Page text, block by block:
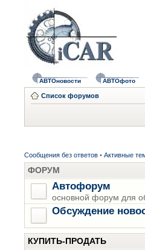
АВТОновости АВТОфото
Список форумов
Сообщения без ответов • Активные
ФОРУМ
Автофорум
основной форум для
Обсуждение
КУПИТЬ-ПРОДАТЬ